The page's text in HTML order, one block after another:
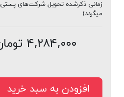
زمانی ذکرشده تحویل شرکت‌های پستی
میگردد)
۴,۲۸۴,۰۰۰ تومان
افزودن به سبد خرید